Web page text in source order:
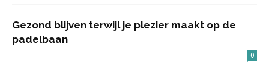
Gezond blijven terwijl je plezier maakt op de
padelbaan
0